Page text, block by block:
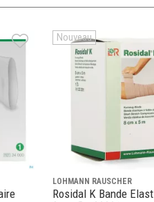
Nouveau
LOHMANN RAUSCHER
Rosidal K Bande Elast